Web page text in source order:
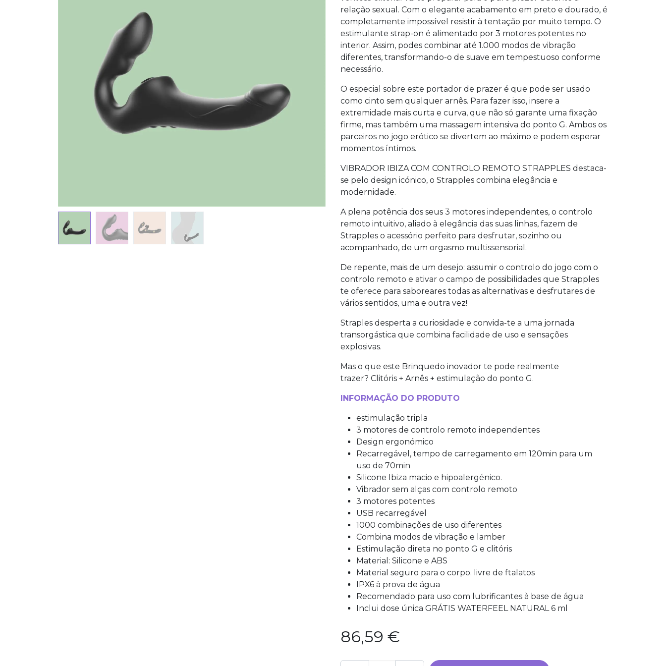
relação sexual. Com o elegante acabamento em preto e dourado, é
completamente impossível resistir à tentação por muito tempo. O
estimulante strap-on é alimentado por 3 motores potentes no
interior. Assim, podes combinar até 1.000 modos de vibração
diferentes, transformando-o de suave em tempestuoso conforme
necessário.
O especial sobre este portador de prazer é que pode ser usado
como cinto sem qualquer arnês. Para fazer isso, insere a
extremidade mais curta e curva, que não só garante uma fixação
firme, mas também uma massagem intensiva do ponto G. Ambos os
parceiros no jogo erótico se divertem ao máximo e podem esperar
momentos íntimos.
VIBRADOR IBIZA COM CONTROLO REMOTO STRAPPLES destaca-
se pelo design icónico, o Strapples combina elegância e
modernidade.
A plena potência dos seus 3 motores independentes, o controlo
remoto intuitivo, aliado à elegância das suas linhas, fazem de
Strapples o acessório perfeito para desfrutar, sozinho ou
acompanhado, de um orgasmo multissensorial.
De repente, mais de um desejo: assumir o controlo do jogo com o
controlo remoto e ativar o campo de possibilidades que Strapples
te oferece para saboreares todas as alternativas e desfrutares de
vários sentidos, uma e outra vez!
Straples desperta a curiosidade e convida-te a uma jornada
transorgástica que combina facilidade de uso e sensações
explosivas.
Mas o que este Brinquedo inovador te pode realmente
trazer? Clitóris + Arnês + estimulação do ponto G.
INFORMAÇÃO DO PRODUTO
estimulação tripla
3 motores de controlo remoto independentes
Design ergonómico
Recarregável, tempo de carregamento em 120min para um
uso de 70min
Silicone Ibiza macio e hipoalergénico.
Vibrador sem alças com controlo remoto
3 motores potentes
USB recarregável
1000 combinações de uso diferentes
Combina modos de vibração e lamber
Estimulação direta no ponto G e clitóris
Material: Silicone e ABS
Material seguro para o corpo. livre de ftalatos
IPX6 à prova de água
Recomendado para uso com lubrificantes à base de água
Inclui dose única GRÁTIS WATERFEEL NATURAL 6 ml
86,59 €